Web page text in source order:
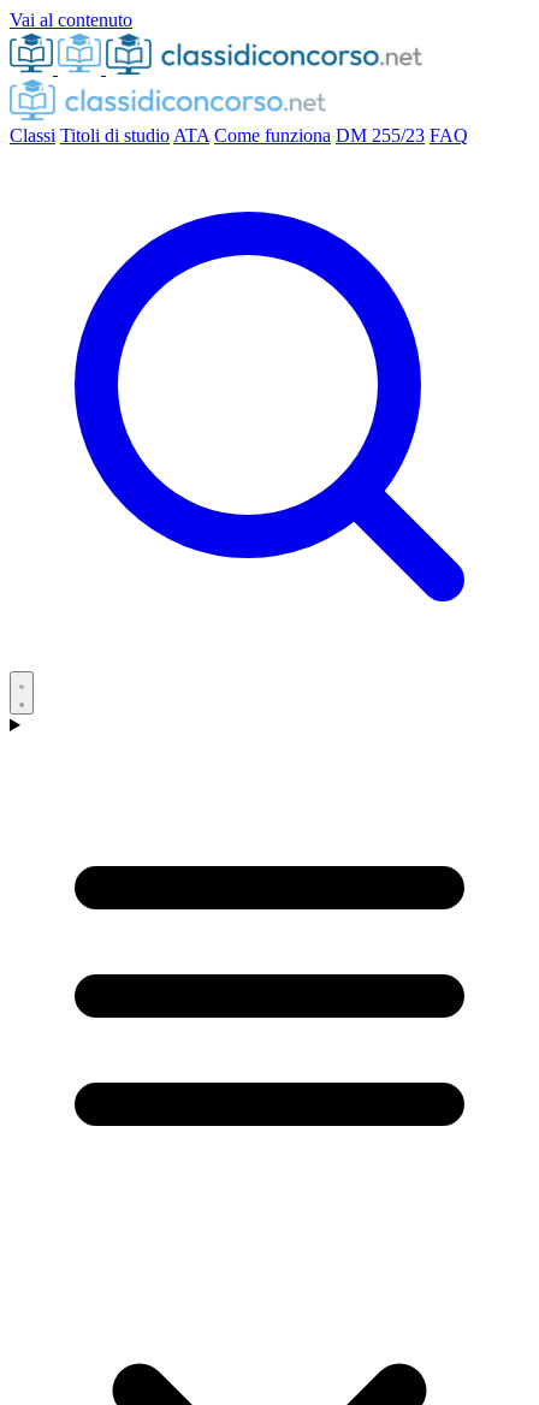
Vai al contenuto
Classi Titoli di studio ATA Come funziona DM 255/23 FAQ